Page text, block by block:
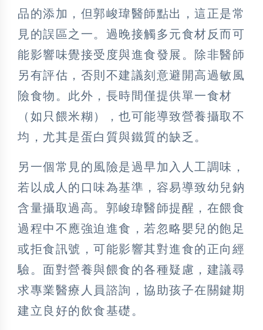
品的添加，但郭峻瑋醫師點出，這正是常
見的誤區之一。過晚接觸多元食材反而可
能影響味覺接受度與進食發展。除非醫師
另有評估，否則不建議刻意避開高過敏風
險食物。此外，長時間僅提供單一食材
（如只餵米糊），也可能導致營養攝取不
均，尤其是蛋白質與鐵質的缺乏。
另一個常見的風險是過早加入人工調味，
若以成人的口味為基準，容易導致幼兒鈉
含量攝取過高。郭峻瑋醫師提醒，在餵食
過程中不應強迫進食，若忽略嬰兒的飽足
或拒食訊號，可能影響其對進食的正向經
驗。面對營養與餵食的各種疑慮，建議尋
求專業醫療人員諮詢，協助孩子在關鍵期
建立良好的飲食基礎。